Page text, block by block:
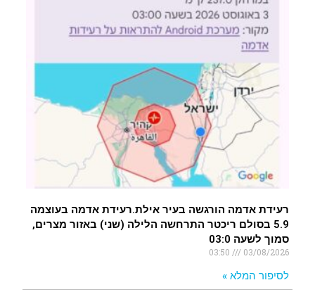
רעידת אדמה הורגשה בעיר אילת.רעידת אדמה בעוצמה
5.9 בסולם ריכטר התרחשה הלילה (שני) באזור מצרים,
סמוך לשעה 03:0
03/08/2026
לסיפור המלא »